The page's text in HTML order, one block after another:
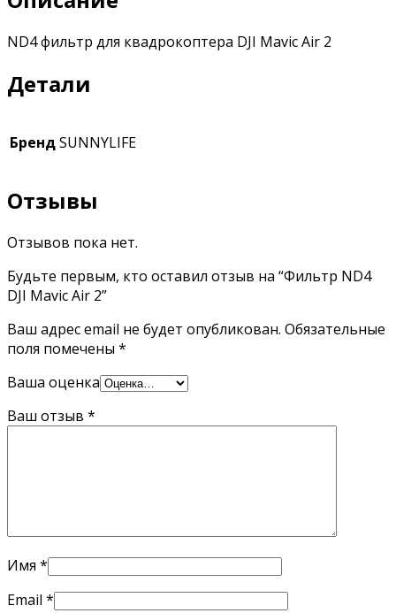
ND4 фильтр для квадрокоптера DJI Mavic Air 2
Детали
БрендSUNNYLIFE
Отзывы
Отзывов пока нет.
Будьте первым, кто оставил отзыв на “Фильтр ND4
DJI Mavic Air 2”
Ваш адрес email не будет опубликован. Обязательные
поля помечены *
Ваша оценка
Ваш отзыв *
Имя *
Email *